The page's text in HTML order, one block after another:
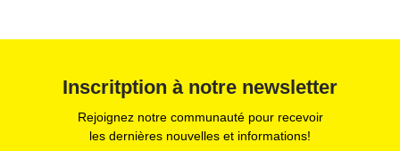
Inscritption à notre newsletter
Rejoignez notre communauté pour recevoir
les dernières nouvelles et informations!